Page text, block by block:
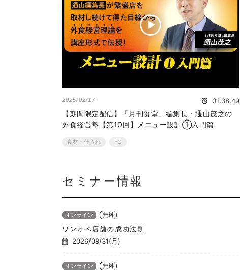
2025/02/17 01:38:49
【期間限定配信】「月刊食堂」編集長・通山茂之の
外食経営塾【第10回】メニュー設計①入門篇
食材・仕入れ FC
セミナー情報
オンライン 無料
ワンオペ店舗の成功法則
2026/08/31(月)
オンライン 無料